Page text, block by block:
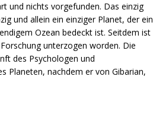
und nichts vorgefunden. Das einzig
und allein ein einziger Planet, der ein
Ozean bedeckt ist. Seitdem ist
unterzogen worden. Die
des Psychologen und
Planeten, nachdem er von Gibarian,